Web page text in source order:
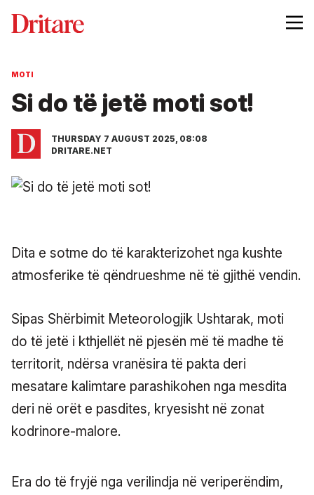
MOTI
Si do të jetë moti sot!
THURSDAY 7 AUGUST 2025, 08:08
DRITARE.NET
Dita e sotme do të karakterizohet nga kushte
atmosferike të qëndrueshme në të gjithë vendin.
Sipas Shërbimit Meteorologjik Ushtarak, moti
do të jetë i kthjellët në pjesën më të madhe të
territorit, ndërsa vranësira të pakta deri
mesatare kalimtare parashikohen nga mesdita
deri në orët e pasdites, kryesisht në zonat
kodrinore-malore.
Era do të fryjë nga verilindja në veriperëndim,